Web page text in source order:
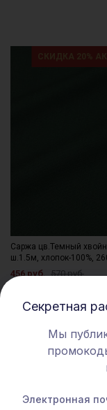
Саржа цв.Темный
ш.1.5м, хлопок-100%,
456 руб. 570 руб.
Секретная
Мы
Электронная